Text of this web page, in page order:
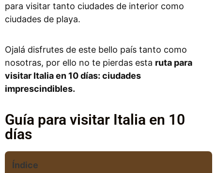
para visitar tanto ciudades de interior como
ciudades de playa.
Ojalá disfrutes de este bello país tanto como
nosotras, por ello no te pierdas esta ruta para
visitar Italia en 10 días: ciudades
imprescindibles.
Guía para visitar Italia en 10
días
Índice